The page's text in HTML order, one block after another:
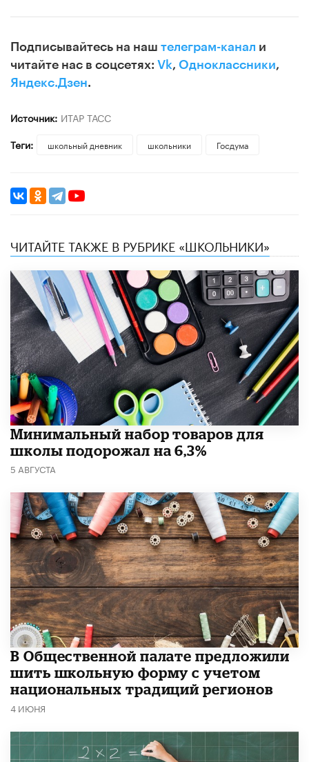
Подписывайтесь на наш телеграм-канал и
читайте нас в соцсетях: Vk, Одноклассники,
Яндекс.Дзен.
Источник: ИТАР ТАСС
Теги:
школьный дневник школьники Госдума
ЧИТАЙТЕ ТАКЖЕ В РУБРИКЕ «ШКОЛЬНИКИ»
Минимальный набор товаров для
школы подорожал на 6,3%
5 АВГУСТА
В Общественной палате предложили
шить школьную форму с учетом
национальных традиций регионов
4 ИЮНЯ